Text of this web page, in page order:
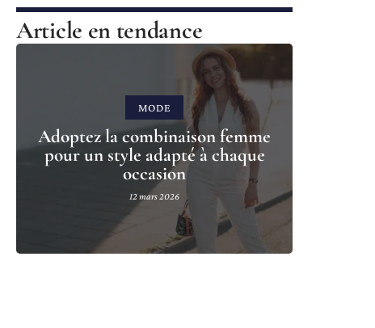
Article en tendance
MODE
Adoptez la combinaison femme
pour un style adapté à chaque
occasion
12 mars 2026